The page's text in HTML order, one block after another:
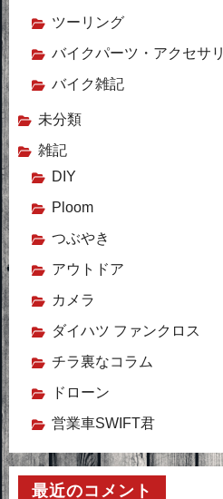
ツーリング
バイクパーツ・アクセサリ
バイク雑記
未分類
雑記
DIY
Ploom
つぶやき
アウトドア
カメラ
ダイハツ ファンクロス
チラ裏なコラム
ドローン
営業車SWIFT君
最近のコメント